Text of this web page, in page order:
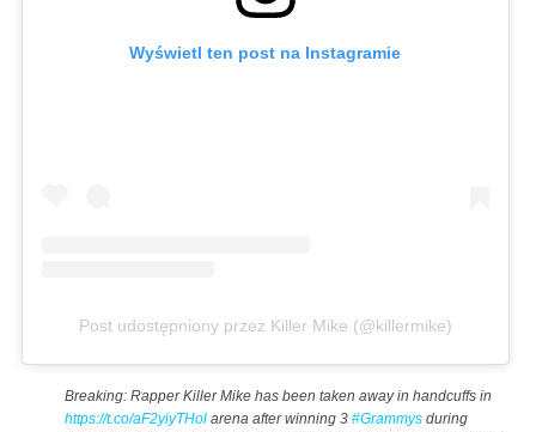
Wyświetl ten post na Instagramie
Post udostępniony przez Killer Mike (@killermike)
Breaking: Rapper Killer Mike has been taken away in handcuffs in
https://t.co/aF2yiyTHol arena after winning 3 #Grammys during